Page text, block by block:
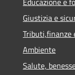
Giustizia e
Tributi,finanze
Ambiente
Salute,